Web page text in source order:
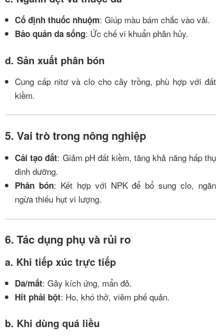
Cố định thuốc nhuộm: Giúp màu bám chắc vào vải.
Bảo quản da sống: Ức chế vi khuẩn phân hủy.
d. Sản xuất phân bón
Cung cấp nitơ và clo cho cây trồng, phù hợp với đất
kiềm.
5. Vai trò trong nông nghiệp
Cải tạo đất: Giảm pH đất kiềm, tăng khả năng hấp thụ
dinh dưỡng.
Phân bón: Kết hợp với NPK để bổ sung clo, ngăn
ngừa thiếu hụt vi lượng.
6. Tác dụng phụ và rủi ro
a. Khi tiếp xúc trực tiếp
Da/mắt: Gây kích ứng, mẩn đỏ.
Hít phải bột: Ho, khó thở, viêm phế quản.
b. Khi dùng quá liều